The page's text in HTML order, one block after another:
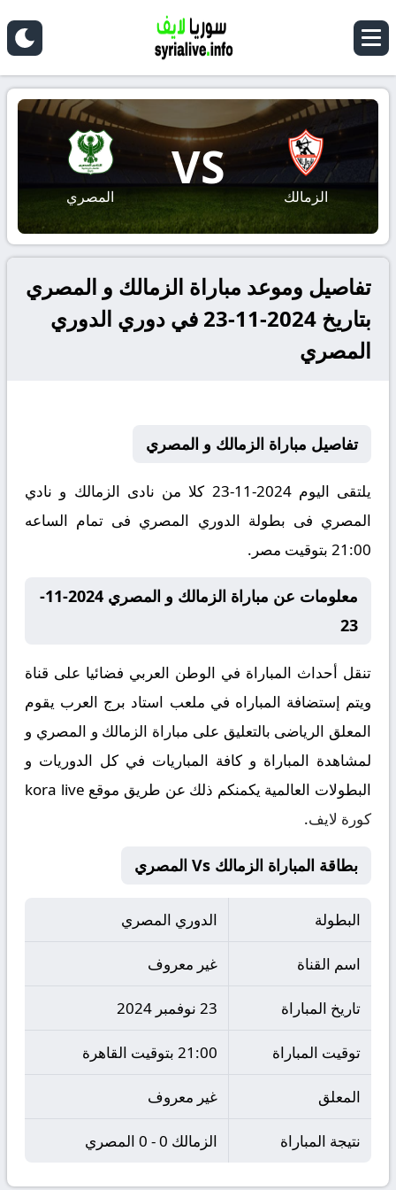
الزمالك
VS
المصري
تفاصيل وموعد مباراة الزمالك و المصري
بتاريخ 2024-11-23 في دوري الدوري
المصري
تفاصيل مباراة الزمالك و المصري
يلتقى اليوم 2024-11-23 كلا من نادى الزمالك و نادي
المصري فى بطولة الدوري المصري فى تمام الساعه
21:00 بتوقيت مصر.
معلومات عن مباراة الزمالك و المصري 2024-11-
23
تنقل أحداث المباراة في الوطن العربي فضائيا على قناة
ويتم إستضافة المباراه في ملعب استاد برج العرب يقوم
المعلق الرياضى بالتعليق على مباراة الزمالك و المصري و
لمشاهدة المباراة و كافة المباريات في كل الدوريات و
البطولات العالمية يكمنكم ذلك عن طريق موقع kora live
كورة لايف.
بطاقة المباراة الزمالك Vs المصري
البطولة الدوري المصري
اسم القناة غير معروف
تاريخ المباراة 23 نوفمبر 2024
توقيت المباراة 21:00 بتوقيت القاهرة
المعلق غير معروف
نتيجة المباراة الزمالك 0 - 0 المصري